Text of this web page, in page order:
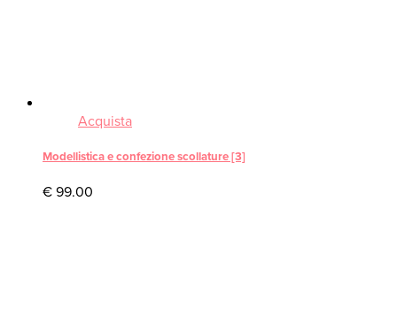
Acquista
Modellistica e confezione scollature [3]
€ 99.00